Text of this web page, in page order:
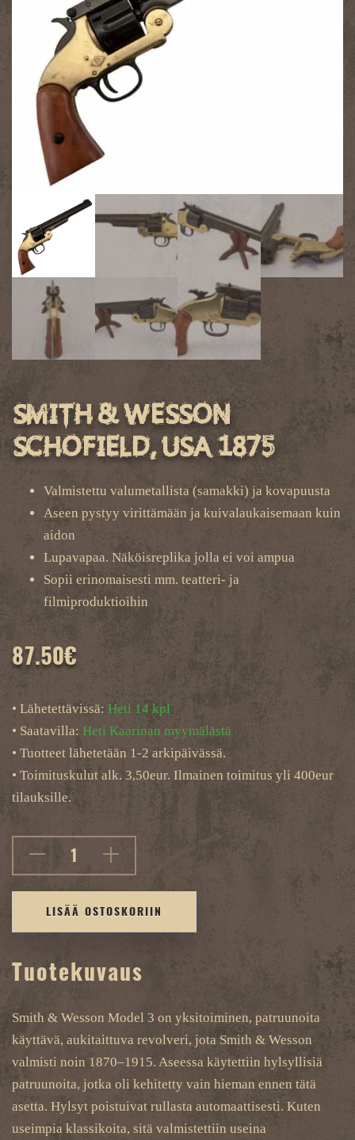
Smith & Wesson
Schofield, USA 1875
Valmistettu valumetallista (samakki) ja kovapuusta
Aseen pystyy virittämään ja kuivalaukaisemaan kuin
aidon
Lupavapaa. Näköisreplika jolla ei voi ampua
Sopii erinomaisesti mm. teatteri- ja
filmiproduktioihin
87.50€
• Lähetettävissä: Heti 14 kpl
• Saatavilla: Heti Kaarinan myymälästä
• Tuotteet lähetetään 1-2 arkipäivässä.
• Toimituskulut alk. 3,50eur. Ilmainen toimitus yli 400eur
tilauksille.
LISÄÄ OSTOSKORIIN
Tuotekuvaus
Smith & Wesson Model 3 on yksitoiminen, patruunoita
käyttävä, aukitaittuva revolveri, jota Smith & Wesson
valmisti noin 1870–1915. Aseessa käytettiin hylsyllisiä
patruunoita, jotka oli kehitetty vain hieman ennen tätä
asetta. Hylsyt poistuivat rullasta automaattisesti. Kuten
useimpia klassikoita, sitä valmistettiin useina